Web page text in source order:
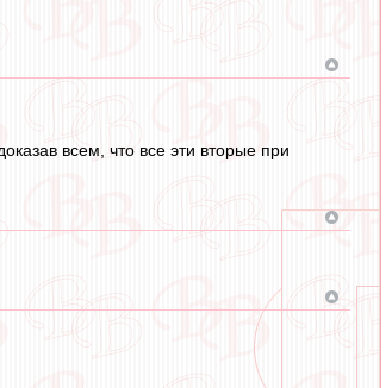
всем, что все эти вторые при